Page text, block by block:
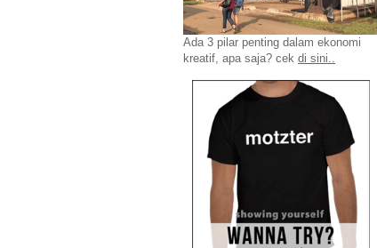
Ada 3 pilar penting dalam ekonomi
kreatif, apa saja? cek di sini..